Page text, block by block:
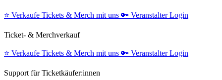
⭐️ Verkaufe Tickets & Merch mit uns 🔑 Veranstalter Login
Ticket- & Merchverkauf
⭐️ Verkaufe Tickets & Merch mit uns 🔑 Veranstalter Login
Support für Ticketkäufer:innen